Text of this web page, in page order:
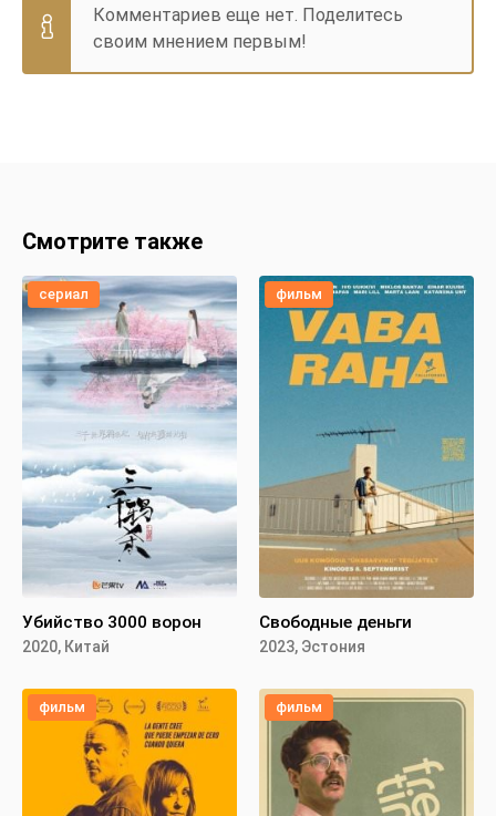
Комментариев еще нет. Поделитесь
своим мнением первым!
Смотрите также
сериал
Убийство 3000 ворон
2020, Китай
фильм
Свободные деньги
2023, Эстония
фильм фильм